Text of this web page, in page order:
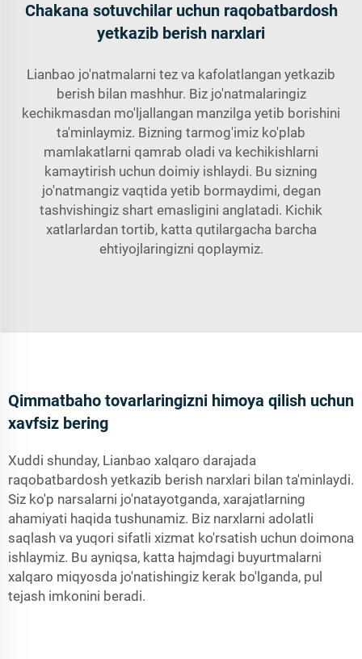
Chakana sotuvchilar uchun raqobatbardosh
yetkazib berish narxlari
Lianbao jo'natmalarni tez va kafolatlangan yetkazib
berish bilan mashhur. Biz jo'natmalaringiz
kechikmasdan mo'ljallangan manzilga yetib borishini
ta'minlaymiz. Bizning tarmog'imiz ko'plab
mamlakatlarni qamrab oladi va kechikishlarni
kamaytirish uchun doimiy ishlaydi. Bu sizning
jo'natmangiz vaqtida yetib bormaydimi, degan
tashvishingiz shart emasligini anglatadi. Kichik
xatlarlardan tortib, katta qutilargacha barcha
ehtiyojlaringizni qoplaymiz.
Qimmatbaho tovarlaringizni himoya qilish uchun
xavfsiz bering
Xuddi shunday, Lianbao xalqaro darajada
raqobatbardosh yetkazib berish narxlari bilan ta'minlaydi.
Siz ko'p narsalarni jo'natayotganda, xarajatlarning
ahamiyati haqida tushunamiz. Biz narxlarni adolatli
saqlash va yuqori sifatli xizmat ko'rsatish uchun doimona
ishlaymiz. Bu ayniqsa, katta hajmdagi buyurtmalarni
xalqaro miqyosda jo'natishingiz kerak bo'lganda, pul
tejash imkonini beradi.